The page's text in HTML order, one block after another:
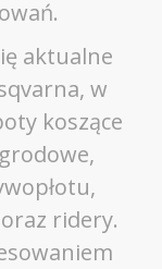
aktualne
w
koszące
ridery.